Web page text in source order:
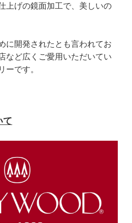
上げの鏡面加工で、美しいの
に開発されたとも言われてお
など広くご愛用いただいてい
ーです。
て